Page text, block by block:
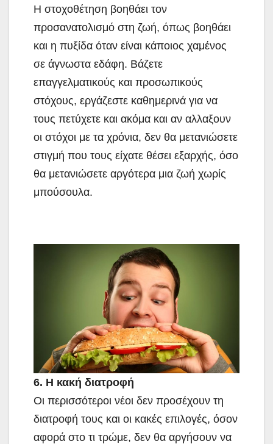
Η στοχοθέτηση βοηθάει τον
προσανατολισμό στη ζωή, όπως βοηθάει
και η πυξίδα όταν είναι κάποιος χαμένος
σε άγνωστα εδάφη. Βάζετε
επαγγελματικούς και προσωπικούς
στόχους, εργάζεστε καθημερινά για να
τους πετύχετε και ακόμα και αν αλλαξουν
οι στόχοι με τα χρόνια, δεν θα μετανιώσετε
στιγμή που τους είχατε θέσει εξαρχής, όσο
θα μετανιώσετε αργότερα μια ζωή χωρίς
μπούσουλα.
6. Η κακή διατροφή
Οι περισσότεροι νέοι δεν προσέχουν τη
διατροφή τους και οι κακές επιλογές, όσον
αφορά στο τι τρώμε, δεν θα αργήσουν να